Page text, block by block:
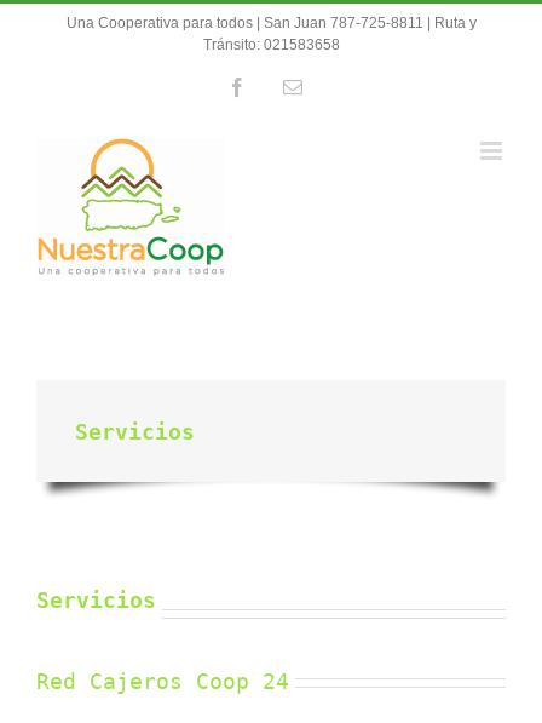
Una Cooperativa para todos | San Juan 787-725-8811 | Ruta y
Tránsito: 021583658
FacebookEmail
Servicios
Servicios
Red Cajeros Coop 24